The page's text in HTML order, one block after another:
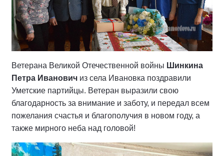
Ветерана Великой Отечественной войны Шинкина
Петра Иванович из села Ивановка поздравили
Уметские партийцы. Ветеран выразили свою
благодарность за внимание и заботу, и передал всем
пожелания счастья и благополучия в новом году, а
также мирного неба над головой!